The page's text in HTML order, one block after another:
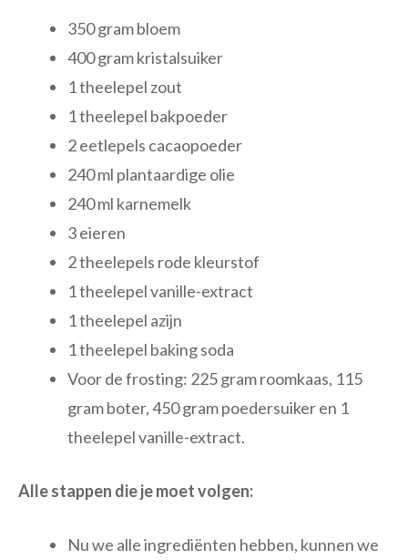
350 gram bloem
400 gram kristalsuiker
1 theelepel zout
1 theelepel bakpoeder
2 eetlepels cacaopoeder
240 ml plantaardige olie
240 ml karnemelk
3 eieren
2 theelepels rode kleurstof
1 theelepel vanille-extract
1 theelepel azijn
1 theelepel baking soda
Voor de frosting: 225 gram roomkaas, 115
gram boter, 450 gram poedersuiker en 1
theelepel vanille-extract.
Alle stappen die je moet volgen:
Nu we alle ingrediënten hebben, kunnen we